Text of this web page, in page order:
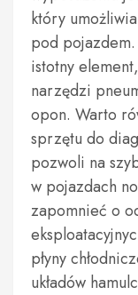
który
pod
istotny
narzędzi
opon. Warto
sprzętu do
pozwoli na
w pojazdach
zapomnieć o
płyny
układów